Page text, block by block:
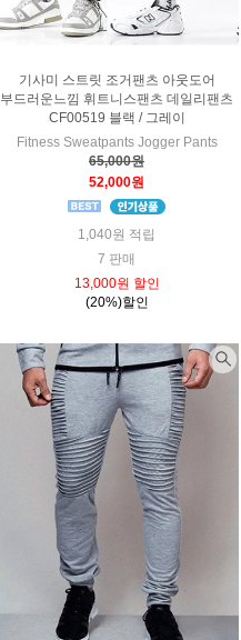
기사미 스트릿 조거팬츠 아웃도어
부드러운느낌 휘트니스팬츠 데일리팬츠
CF00519 블랙 / 그레이
Fitness Sweatpants Jogger Pants
65,000원
52,000원
1,040원 적립
7 판매
13,000원 할인
(20%)할인